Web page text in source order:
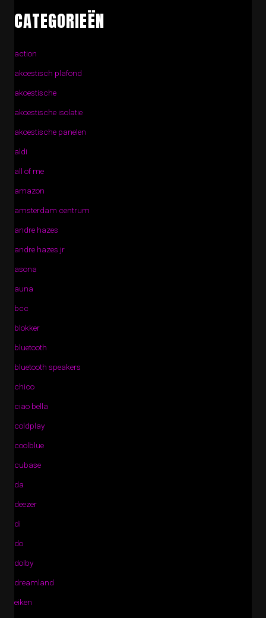
CATEGORIEËN
action
akoestisch plafond
akoestische
akoestische isolatie
akoestische panelen
aldi
all of me
amazon
amsterdam centrum
andre hazes
andre hazes jr
asona
auna
bcc
blokker
bluetooth
bluetooth speakers
chico
ciao bella
coldplay
coolblue
cubase
da
deezer
di
do
dolby
dreamland
eiken